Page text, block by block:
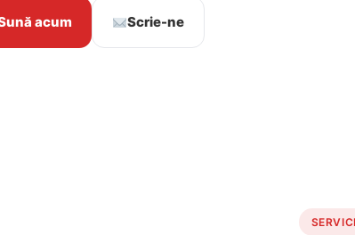
acum Scrie-ne